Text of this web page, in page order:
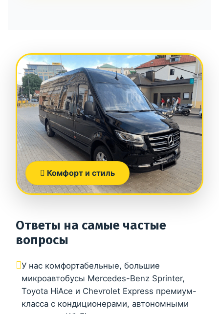
Комфорт и стиль
Ответы на самые частые
вопросы
У нас комфортабельные, большие
микроавтобусы Mercedes-Benz Sprinter,
Toyota HiAce и Chevrolet Express премиум-
класса с кондиционерами, автономными